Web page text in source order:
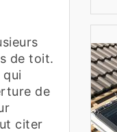
de toit.
qui
de
citer